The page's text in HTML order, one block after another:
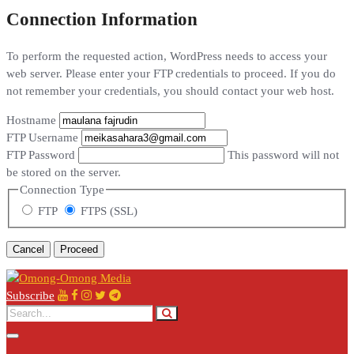
Connection Information
To perform the requested action, WordPress needs to access your
web server. Please enter your FTP credentials to proceed. If you do
not remember your credentials, you should contact your web host.
Hostname
FTP Username
FTP Password
This password will not
be stored on the server.
Connection Type
FTP
FTPS (SSL)
Cancel
Subscribe